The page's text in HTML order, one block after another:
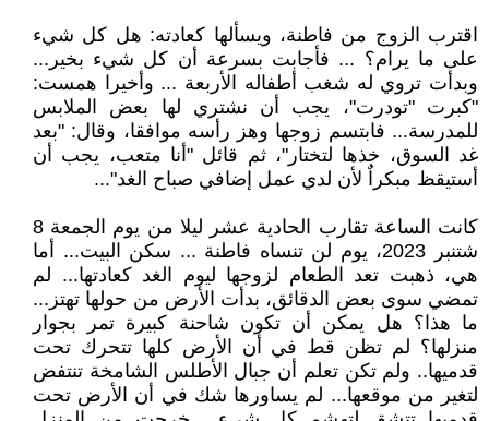
اقترب الزوج من فاطنة، ويسألها كعادته: هل كل شيء
على ما يرام؟ ... فأجابت بسرعة أن كل شيء بخير...
وبدأت تروي له شغب أطفاله الأربعة ... وأخيرا همست:
"كبرت "تودرت"، يجب أن نشتري لها بعض الملابس
للمدرسة... فابتسم زوجها وهز رأسه موافقا، وقال: "بعد
غد السوق، خذها لتختار"، ثم قائل "أنا متعب، يجب أن
أستيقظ مبكراٌ لأن لدي عمل إضافي صباح الغد"...
كانت الساعة تقارب الحادية عشر ليلا من يوم الجمعة 8
شتنبر 2023، يوم لن تنساه فاطنة ... سكن البيت... أما
هي، ذهبت تعد الطعام لزوجها ليوم الغد كعادتها... لم
تمضي سوى بعض الدقائق، بدأت الأرض من حولها تهتز...
ما هذا؟ هل يمكن أن تكون شاحنة كبيرة تمر بجوار
منزلها؟ لم تظن قط في أن الأرض كلها تتحرك تحت
قدميها.. ولم تكن تعلم أن جبال الأطلس الشامخة تنتفض
لتغير من موقعها... لم يساورها شك في أن الأرض تحت